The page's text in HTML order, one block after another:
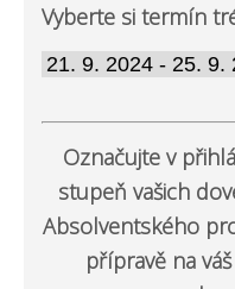
Vyberte si termín
Označujte v
stupeň vašich
Absolventského
přípravě na